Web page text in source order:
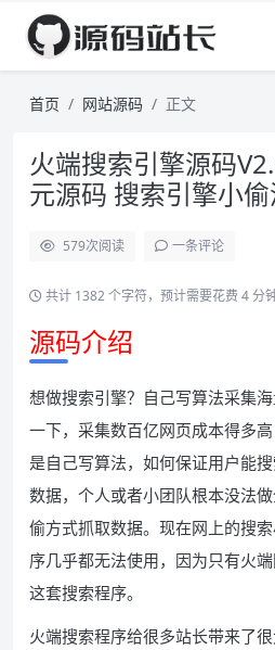
首页 网站源码 正文
火端搜索引擎源码
元源码 搜索引擎小
579次阅读 一条评论
共计 1382 个字符，预计需要花费 4 分
源码介绍
想做搜索引擎？自己写算法采集
一下，采集数百亿网页成本得多
是自己写算法，如何保证用户能
数据，个人或者小团队根本没法
偷方式抓取数据。现在网上的搜
序几乎都无法使用，因为只有火
这套搜索程序。
火端搜索程序给很多站长带来了